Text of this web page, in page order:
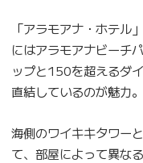
「アラモアナ・ホテル
にはアラモアナビーチ
ップと150を超えるダ
直結しているのが魅力。
海側のワイキキタワー
て、部屋によって異な